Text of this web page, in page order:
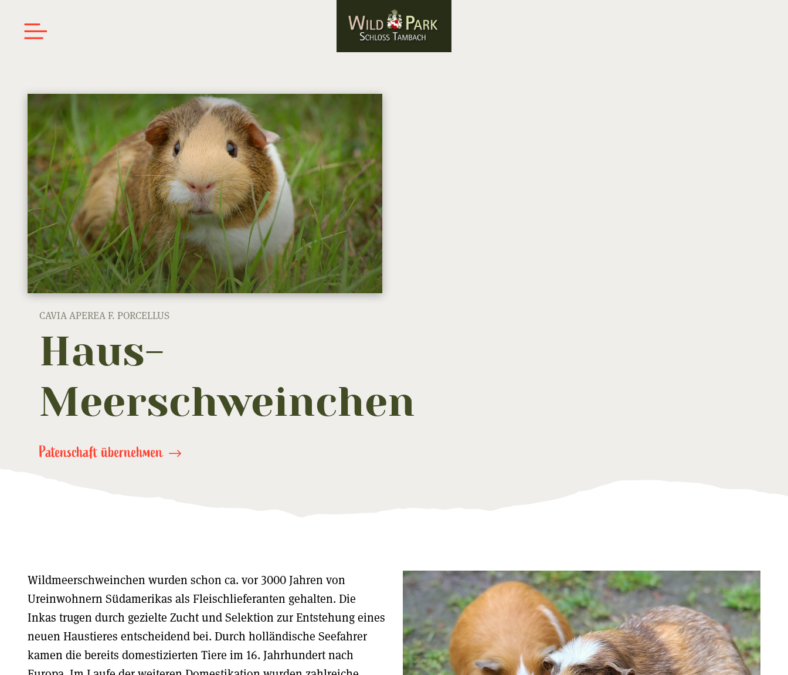
CAVIA APEREA F. PORCELLUS
Haus-
Meerschweinchen
Patenschaft übernehmen
Wildmeerschweinchen wurden schon ca. vor 3000 Jahren von
Ureinwohnern Südamerikas als Fleischlieferanten gehalten. Die
Inkas trugen durch gezielte Zucht und Selektion zur Entstehung eines
neuen Haustieres entscheidend bei. Durch holländische Seefahrer
kamen die bereits domestizierten Tiere im 16. Jahrhundert nach